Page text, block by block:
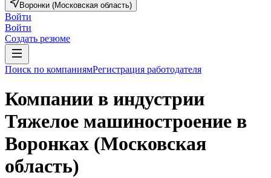
Воронки (Московская область)
Войти
Войти
Создать резюме
Поиск по компаниямРегистрация работодателя
Компании в индустрии
Тяжелое машиностроение в
Воронках (Московская
область)